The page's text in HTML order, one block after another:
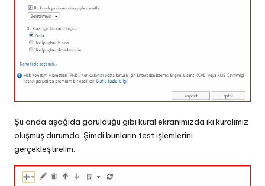
Şu anda aşağıda görüldüğü gibi kural ekranımızda iki kuralımız
oluşmuş durumda. Şimdi bunların test işlemlerini
gerçekleştirelim.